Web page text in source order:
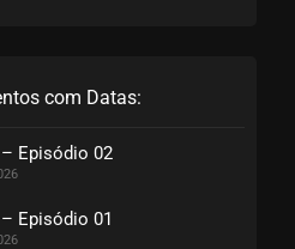
com Datas:
Episódio 02
Episódio 01